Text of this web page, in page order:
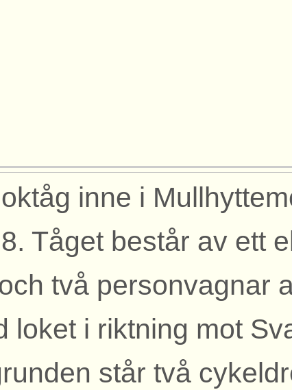
inne i
Tåget består av ett
två personvagnar
loket i riktning mot
står två